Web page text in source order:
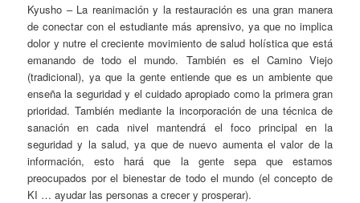
Kyusho – La reanimación y la restauración es una gran manera
de conectar con el estudiante más aprensivo, ya que no implica
dolor y nutre el creciente movimiento de salud holística que está
emanando de todo el mundo. También es el Camino Viejo
(tradicional), ya que la gente entiende que es un ambiente que
enseña la seguridad y el cuidado apropiado como la primera gran
prioridad. También mediante la incorporación de una técnica de
sanación en cada nivel mantendrá el foco principal en la
seguridad y la salud, ya que de nuevo aumenta el valor de la
información, esto hará que la gente sepa que estamos
preocupados por el bienestar de todo el mundo (el concepto de
KI … ayudar las personas a crecer y prosperar).